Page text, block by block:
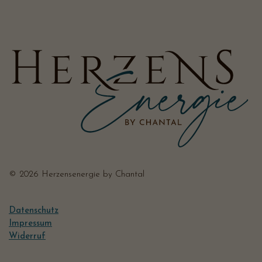
© 2026 Herzensenergie by Chantal
Datenschutz
Impressum
Widerruf